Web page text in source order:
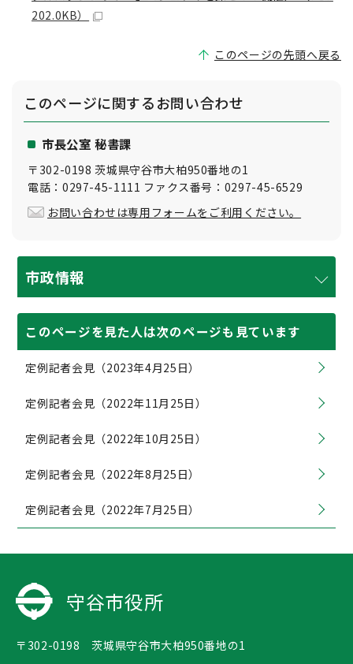
202.0KB）
このページの先頭へ戻る
このページに関するお問い合わせ
市長公室 秘書課
〒302-0198 茨城県守谷市大柏950番地の1
電話：0297-45-1111 ファクス番号：0297-45-6529
お問い合わせは専用フォームをご利用ください。
市政情報
このページを見た人は次のページも見ています
定例記者会見（2023年4月25日）
定例記者会見（2022年11月25日）
定例記者会見（2022年10月25日）
定例記者会見（2022年8月25日）
定例記者会見（2022年7月25日）
守谷市役所
〒302-0198 茨城県守谷市大柏950番地の1